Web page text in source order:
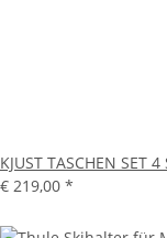
KJUST TASCHEN SET
€ 219,00 *